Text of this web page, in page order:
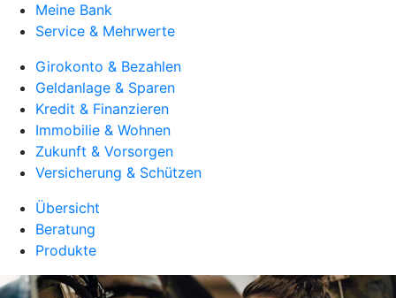
Meine Bank
Service & Mehrwerte
Girokonto & Bezahlen
Geldanlage & Sparen
Kredit & Finanzieren
Immobilie & Wohnen
Zukunft & Vorsorgen
Versicherung & Schützen
Übersicht
Beratung
Produkte